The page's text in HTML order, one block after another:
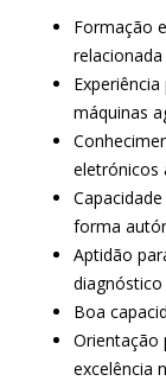
Formação
máquinas
eletrónicos
forma
Aptidão
Boa
Orientação
excelência